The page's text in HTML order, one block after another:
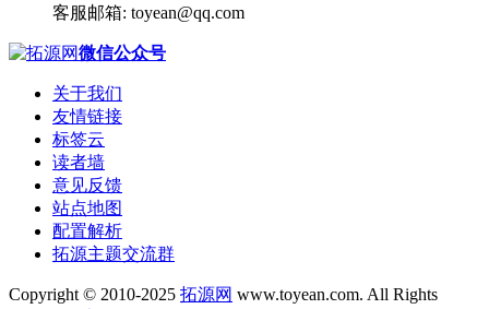
客服邮箱: toyean@qq.com
微信公众号
关于我们
友情链接
标签云
读者墙
意见反馈
站点地图
配置解析
拓源主题交流群
Copyright © 2010-2025 拓源网 www.toyean.com. All Rights